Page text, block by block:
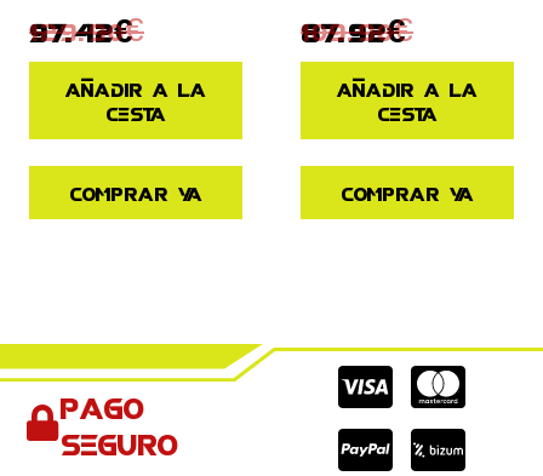
129.90€
97.42€
Añadir a la
cesta
Comprar ya
109.90€
87.92€
Añadir a la
cesta
Comprar ya
Pago
seguro
Cc-
visa
Cc-
Cc-
paypal